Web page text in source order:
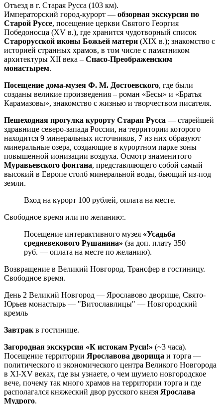
Отъезд в г. Старая Русса (103 км).
Императорский город-курорт — обзорная экскурсия по
Старой Руссе, посещение церкви Святого Георгия
Победоносца (XV в.), где хранится чудотворный список
Старорусской иконы Божьей матери (XIX в.); знакомство с
историей странных храмов, в том числе с памятником
архитектуры XII века – Спасо-Преображенским
монастырем.
Посещение дома-музея Ф. М. Достоевского, где были
созданы великие произведения – роман «Бесы» и «Братья
Карамазовы», знакомство с жизнью и творчеством писателя.
Пешеходная прогулка курорту Старая Русса — старейшей
здравнице северо-запада России, на территории которого
находится 9 минеральных источников, 7 из них образуют
минеральные озера, создающие в курортном парке зоны
повышенной ионизации воздуха. Осмотр знаменитого
Муравьевского фонтана, представляющего собой самый
высокий в Европе столб минеральной воды, бьющий из-под
земли.
Вход на курорт 100 рублей, оплата на месте.
Свободное время или по желанию:.
Посещение интерактивного музея «Усадьба
средневекового Рушанина» (за доп. плату 350
руб. — оплата на месте по желанию).
Возвращение в Великий Новгород. Трансфер в гостиницу.
Свободное время.
День 2 Великий Новгород — Ярославово дворище, Свято-
Юрьев монастырь — "Витославлицы" — Новгородский
кремль
Завтрак в гостинице.
Загородная экскурсия «К истокам Руси!» (~3 часа).
Посещение территории Ярославова дворища и торга —
политического и экономического центра Великого Новгорода
в XI-XV веках, где вы узнаете, о чем шумело новгородское
вече, почему так много храмов на территории торга и где
располагался княжеский двор русского князя Ярослава
Мудрого.